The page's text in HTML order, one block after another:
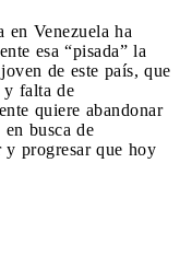
en Venezuela ha
esa “pisada” la
de este país, que
y falta de
quiere abandonar
busca de
y progresar que hoy